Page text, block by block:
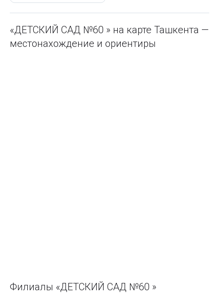
«ДЕТСКИЙ САД №60 » на карте Ташкента —
местонахождение и ориентиры
Филиалы «ДЕТСКИЙ САД №60 »